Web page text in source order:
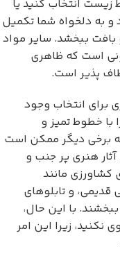
زیست انتخاب کنید یا
به دلخواه شما تکمیل
ببخشد. سایر مواد
است که ظاهری
پذیر است.
برای انتخاب وجود
با خطوط تمیز و
برخی دیگر ممکن است
آثار هنری پر جنب و
مانند
و تابلوهای
با این حال،
نکنید، زیرا این امر